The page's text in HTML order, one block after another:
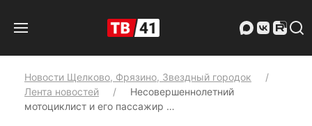
Новости Щелково, Фрязино, Звездный городок
Лента новостей
Несовершеннолетний
мотоциклист и его пассажир …